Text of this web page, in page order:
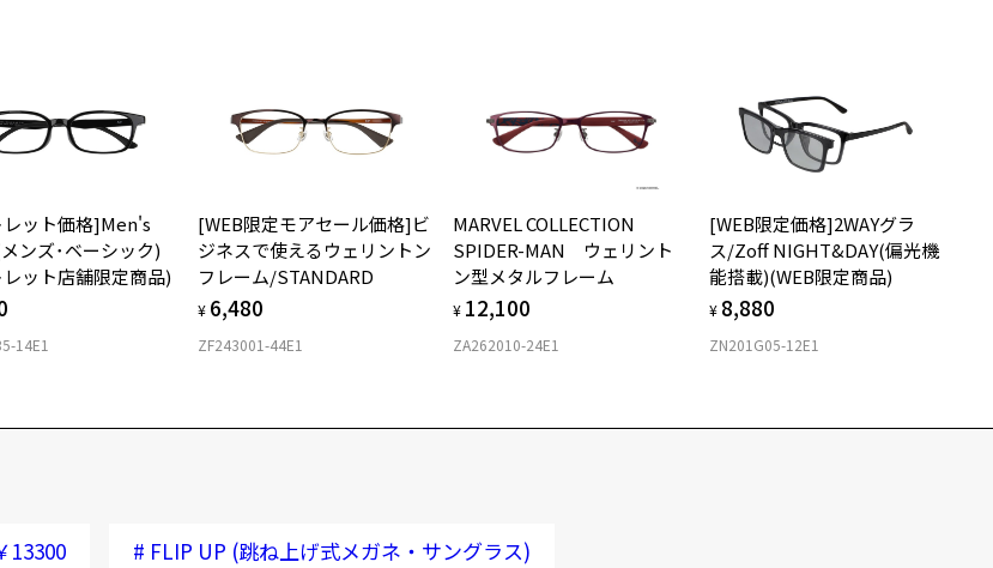
ない場合もございますので予めご了承ください。
ル」はZoffオンラインストアで取り扱っている商品が対象となります。
ざいませんのでご了承ください。
ット価格]Men's
ンズ･ベーシック)
ット店舗限定商品)
14E1
[WEB限定モアセール価格]ビ
ジネスで使えるウェリントン
フレーム/STANDARD
¥ 6,480
ZF243001-44E1
MARVEL COLLECTION
SPIDER-MAN ウェリント
ン型メタルフレーム
¥ 12,100
ZA262010-24E1
[WEB限定価格]2WAYグラ
ス/Zoff NIGHT&DAY(偏光機
能搭載)(WEB限定商品)
¥ 8,880
ZN201G05-12E1
13300 # FLIP UP (跳ね上げ式メガネ・サングラス)